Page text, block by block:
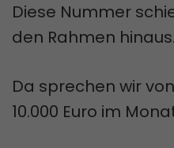
Diese Nummer
den Rahmen hinaus.
Da sprechen wir
10.000 Euro im